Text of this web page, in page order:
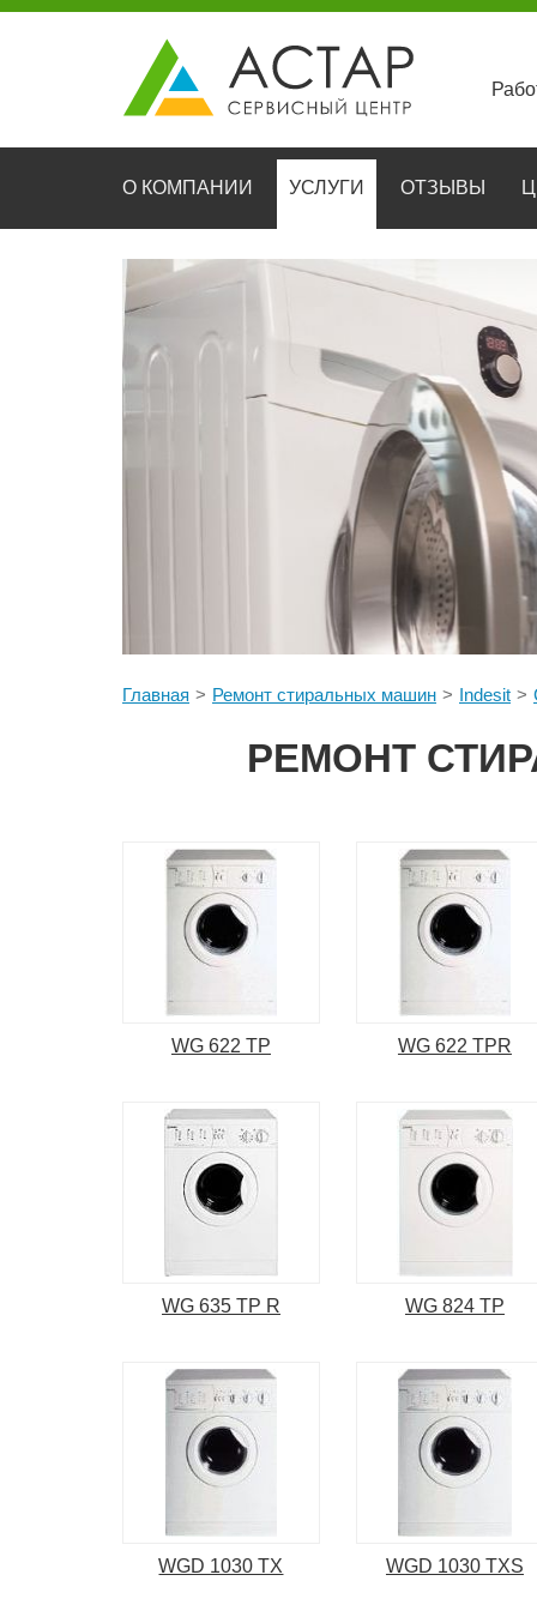
О КОМПАНИИ УСЛУГИ ОТЗЫВЫ
Главная Ремонт стиральных машин Indesit
РЕМОНТ
WG 622 TP WG 622 TPR
WG 635 TP R WG 824 TP
WGD 1030 TX WGD 1030 TXS